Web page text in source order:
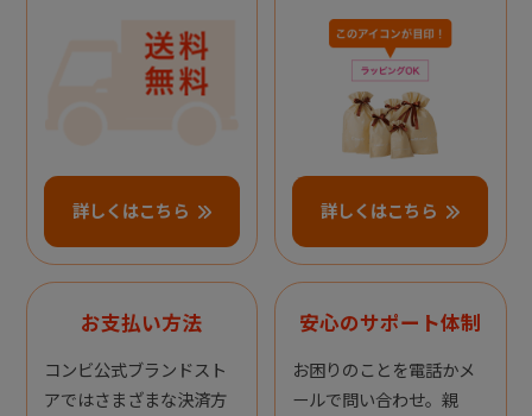
詳しくはこちら 詳しくはこちら
お支払い方法
コンビ公式ブランドスト
アではさまざまな決済方
安心のサポート体制
お困りのことを電話かメ
ールで問い合わせ。親